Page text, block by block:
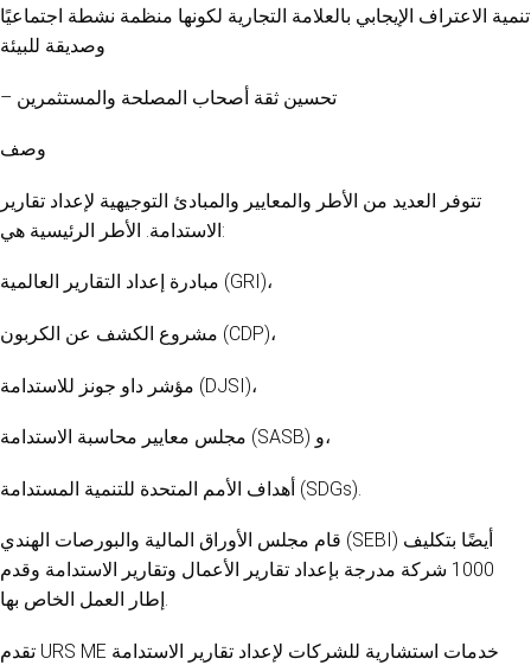
تنمية الاعتراف الإيجابي بالعلامة التجارية لكونها منظمة نشطة اجتماعيًا
وصديقة للبيئة
– تحسين ثقة أصحاب المصلحة والمستثمرين
وصف
تتوفر العديد من الأطر والمعايير والمبادئ التوجيهية لإعداد تقارير
الاستدامة. الأطر الرئيسية هي:
مبادرة إعداد التقارير العالمية (GRI)،
مشروع الكشف عن الكربون (CDP)،
مؤشر داو جونز للاستدامة (DJSI)،
مجلس معايير محاسبة الاستدامة (SASB) و،
أهداف الأمم المتحدة للتنمية المستدامة (SDGs).
قام مجلس الأوراق المالية والبورصات الهندي (SEBI) أيضًا بتكليف
1000 شركة مدرجة بإعداد تقارير الأعمال وتقارير الاستدامة وقدم
إطار العمل الخاص بها.
تقدم URS ME خدمات استشارية للشركات لإعداد تقارير الاستدامة